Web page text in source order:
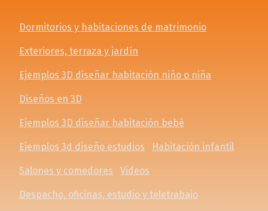
Dormitorios y habitaciones de matrimonio
Exteriores, terraza y jardín
Ejemplos 3D diseñar habitación niño o niña
Diseños en 3D
Ejemplos 3D diseñar habitación bebé
Ejemplos 3d diseño estudios Habitación infantil
Salones y comedores Videos
Despacho, oficinas, estudio y teletrabajo